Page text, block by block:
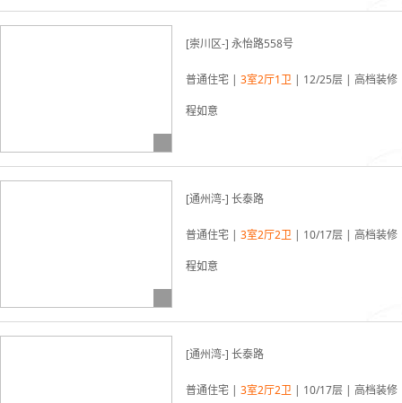
[崇川区-] 永怡路558号
普通住宅 | 3室2厅1卫 | 12/25层 | 高档装
程如意
[通州湾-] 长泰路
普通住宅 | 3室2厅2卫 | 10/17层 | 高档装
程如意
[通州湾-] 长泰路
普通住宅 | 3室2厅2卫 | 10/17层 | 高档装